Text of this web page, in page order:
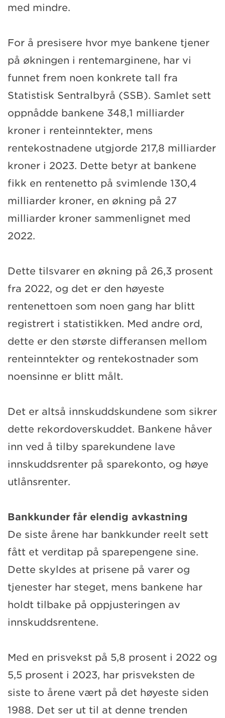
med mindre.
For å presisere hvor mye bankene tjener
på økningen i rentemarginene, har vi
funnet frem noen konkrete tall fra
Statistisk Sentralbyrå (SSB). Samlet sett
oppnådde bankene 348,1 milliarder
kroner i renteinntekter, mens
rentekostnadene utgjorde 217,8 milliarder
kroner i 2023. Dette betyr at bankene
fikk en rentenetto på svimlende 130,4
milliarder kroner, en økning på 27
milliarder kroner sammenlignet med
2022.
Dette tilsvarer en økning på 26,3 prosent
fra 2022, og det er den høyeste
rentenettoen som noen gang har blitt
registrert i statistikken. Med andre ord,
dette er den største differansen mellom
renteinntekter og rentekostnader som
noensinne er blitt målt.
Det er altså innskuddskundene som sikrer
dette rekordoverskuddet. Bankene håver
inn ved å tilby sparekundene lave
innskuddsrenter på sparekonto, og høye
utlånsrenter.
Bankkunder får elendig avkastning
De siste årene har bankkunder reelt sett
fått et verditap på sparepengene sine.
Dette skyldes at prisene på varer og
tjenester har steget, mens bankene har
holdt tilbake på oppjusteringen av
innskuddsrentene.
Med en prisvekst på 5,8 prosent i 2022 og
5,5 prosent i 2023, har prisveksten de
siste to årene vært på det høyeste siden
1988. Det ser ut til at denne trenden